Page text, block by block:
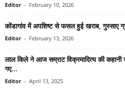
Editor - February 10, 2026
कोंडागांव में अपशिष्ट से फसल हुई खराब, गुस्साए
Editor - February 13, 2026
लाल किले ने आज सम्राट विक्रमादित्य की
गए...
Editor - April 13, 2025